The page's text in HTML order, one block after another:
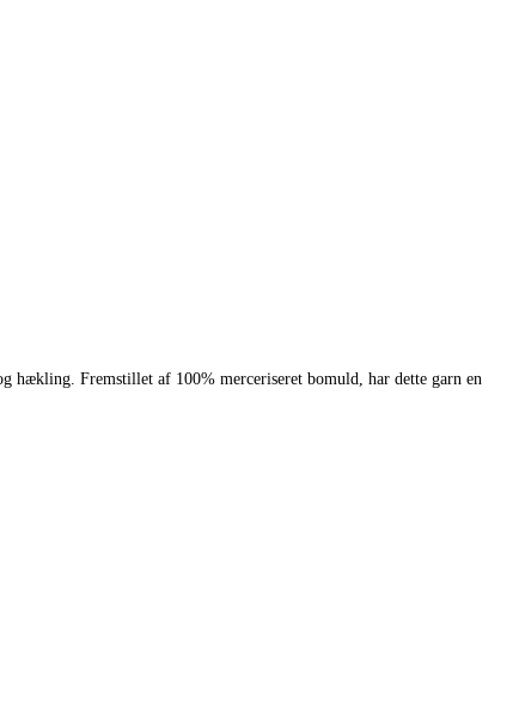
hækling. Fremstillet af 100% merceriseret bomuld, har dette garn en